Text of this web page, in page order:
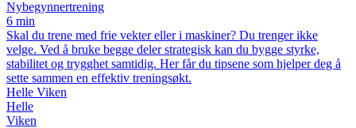
Nybegynnertrening
6 min
Skal du trene med frie vekter eller i maskiner? Du trenger ikke
velge. Ved å bruke begge deler strategisk kan du bygge styrke,
stabilitet og trygghet samtidig. Her får du tipsene som hjelper deg å
sette sammen en effektiv treningsøkt.
Helle Viken
Helle
Viken